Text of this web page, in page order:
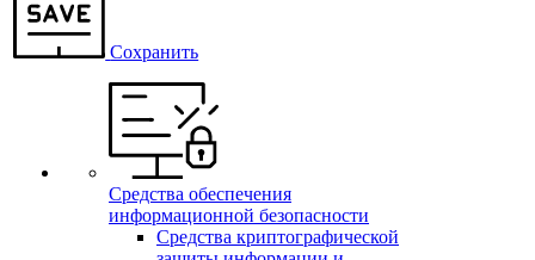
Сохранить
Средства обеспечения
информационной безопасности
Средства криптографической